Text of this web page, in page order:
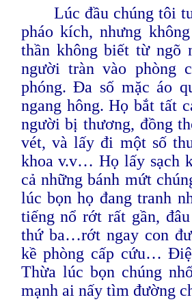
Lúc đầu chúng tôi
pháo kích, nhưng
thần không biết từ ngõ
người tràn vào phòng
phóng. Đa số mặc áo
ngang hông. Họ bắt tất
người bị thương, đồng
vét, và lấy đi một số
khoa v.v… Họ lấy sạch
cả những bánh mứt
lúc bọn họ đang tranh
tiếng nổ rớt rất gần,
thứ ba…rớt ngay con
kề phòng cấp cứu…
Thừa lúc bọn chúng
mạnh ai nấy tìm đường